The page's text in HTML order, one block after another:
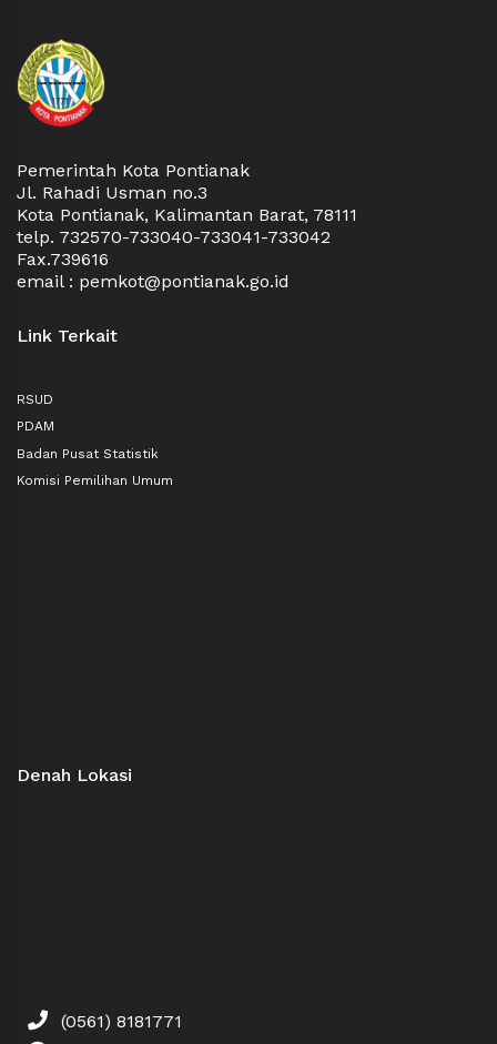
Pemerintah Kota Pontianak
Jl. Rahadi Usman no.3
Kota Pontianak, Kalimantan Barat, 78111
telp. 732570-733040-733041-733042
Fax.739616
email : pemkot@pontianak.go.id
Link Terkait
RSUD
PDAM
Badan Pusat Statistik
Komisi Pemilihan Umum
Denah Lokasi
(0561) 8181771